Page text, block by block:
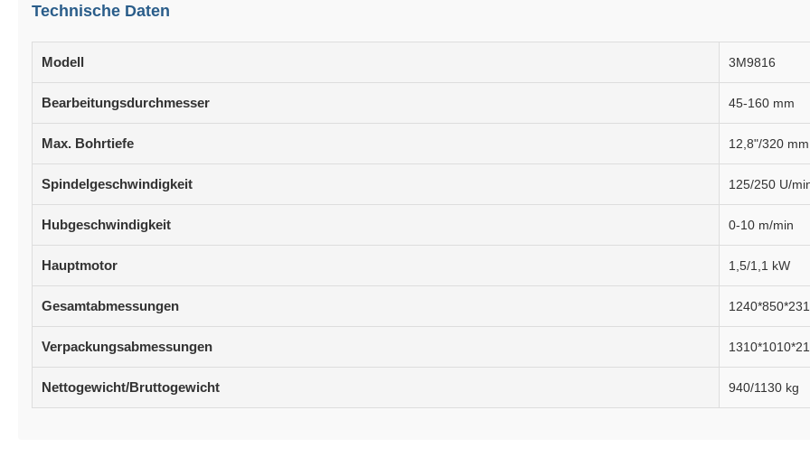
Technische Daten
Modell 3M9816
Bearbeitungsdurchmesser 45-160 mm
Max. Bohrtiefe 12,8"/320 mm
Spindelgeschwindigkeit 125/250 U/
Hubgeschwindigkeit 0-10 m/min
Hauptmotor 1,5/1,1 kW
Gesamtabmessungen
Verpackungsabmessungen
Nettogewicht/Bruttogewicht 940/1130 kg